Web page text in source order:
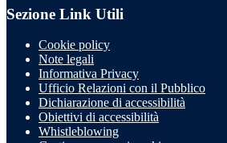
Sezione Link Utili
Cookie policy
Note legali
Informativa Privacy
Ufficio Relazioni con il Pubblico
Dichiarazione di accessibilità
Obiettivi di accessibilità
Whistleblowing